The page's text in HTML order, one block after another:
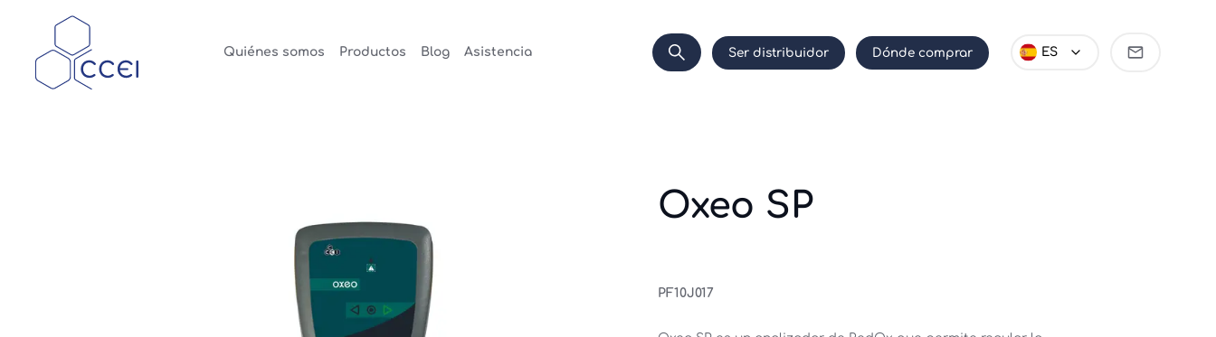
Quiénes somos Productos Blog Asistencia Ser distribuidor Dónde comprar ES
Ser
Oxeo SP
PF10J017